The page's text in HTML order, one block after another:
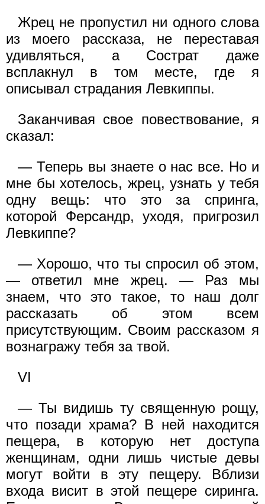
Жрец не пропустил ни одного слова
из моего рассказа, не переставая
удивляться, а Сострат даже
всплакнул в том месте, где я
описывал страдания Левкиппы.
Заканчивая свое повествование, я
сказал:
— Теперь вы знаете о нас все. Но и
мне бы хотелось, жрец, узнать у тебя
одну вещь: что это за спринга,
которой Ферсандр, уходя, пригрозил
Левкиппе?
— Хорошо, что ты спросил об этом,
— ответил мне жрец. — Раз мы
знаем, что это такое, то наш долг
рассказать об этом всем
присутствующим. Своим рассказом я
вознагражу тебя за твой.
VI
— Ты видишь ту священную рощу,
что позади храма? В ней находится
пещера, в которую нет доступа
женщинам, одни лишь чистые девы
могут войти в эту пещеру. Вблизи
входа висит в этой пещере сиринга.